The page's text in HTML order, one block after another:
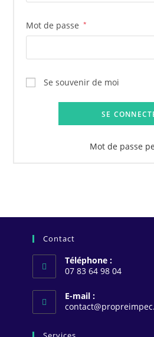
Mot de passe *
Se souvenir de moi
SE
Mot de passe
Contact
Téléphone :
07 83 64 98 04
E-mail :